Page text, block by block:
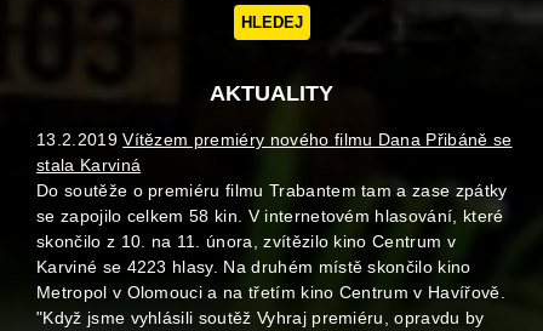
AKTUALITY
13.2.2019 Vítězem premiéry nového filmu Dana Přibáně se
stala Karviná
Do soutěže o premiéru filmu Trabantem tam a zase zpátky
se zapojilo celkem 58 kin. V internetovém hlasování, které
skončilo z 10. na 11. února, zvítězilo kino Centrum v
Karviné se 4223 hlasy. Na druhém místě skončilo kino
Metropol v Olomouci a na třetím kino Centrum v Havířově.
"Když jsme vyhlásili soutěž Vyhraj premiéru, opravdu by